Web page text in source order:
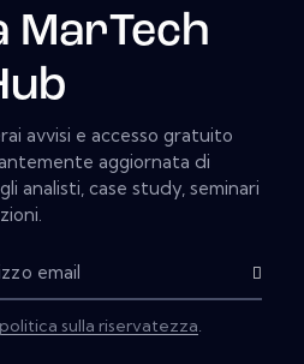
MarTech
avvisi e accesso gratuito
aggiornata di
analisti, case study, seminari
Subscribe
politica sulla riservatezza.